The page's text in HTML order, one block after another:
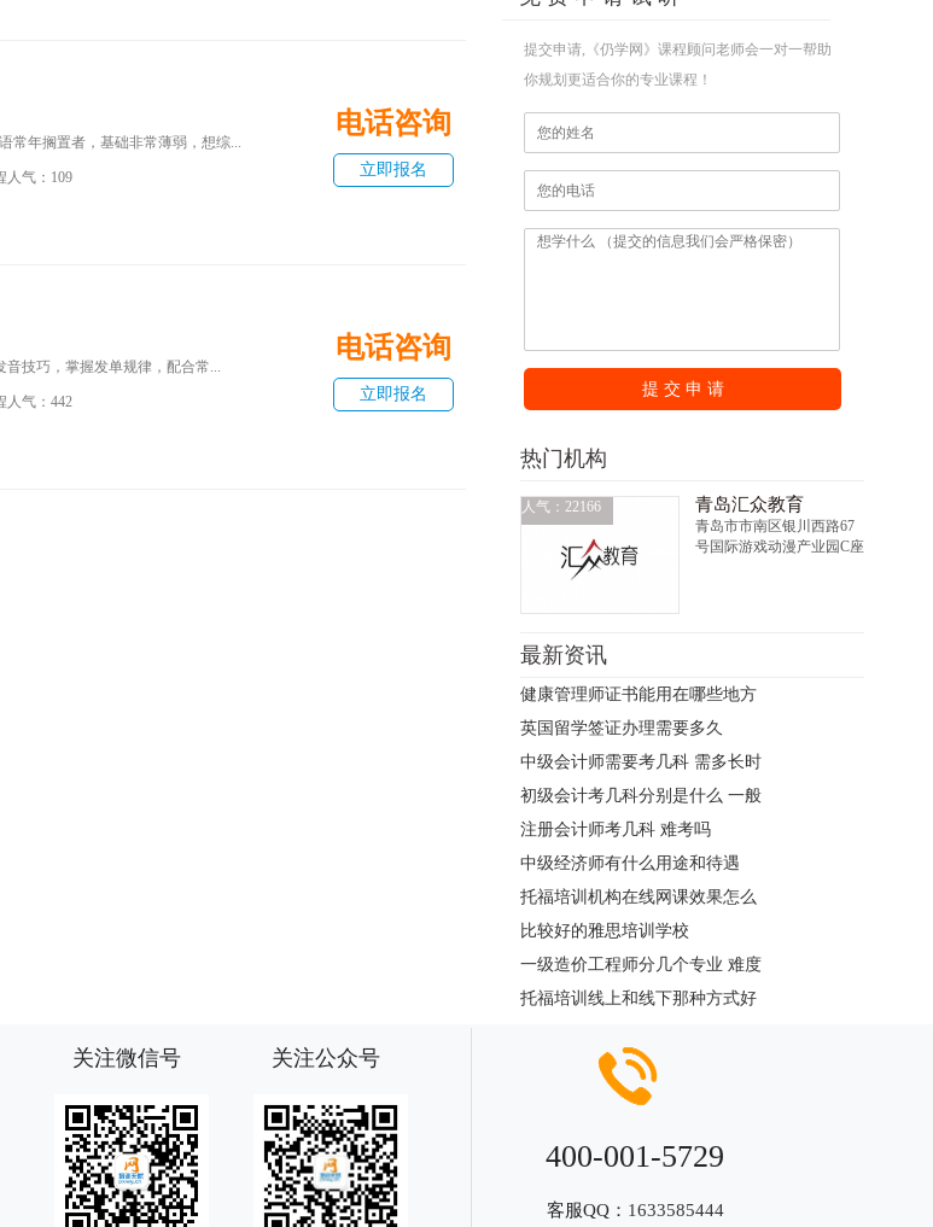
常年搁置者，基础非常薄弱，想综...
人气：109
电话咨询
立即报名
技巧，掌握发单规律，配合常...
人气：442
电话咨询
立即报名
提交申请,《仍学网》课程顾问老师会一对一帮助
你规划更适合你的专业课程！
提 交 申 请
热门机构
人气：22166 青岛汇众教育
青岛市市南区银川西路67
号国际游戏动漫产业园C座
最新资讯
健康管理师证书能用在哪些地方
英国留学签证办理需要多久
中级会计师需要考几科 需多长时
初级会计考几科分别是什么 一般
注册会计师考几科 难考吗
中级经济师有什么用途和待遇
托福培训机构在线网课效果怎么
比较好的雅思培训学校
一级造价工程师分几个专业 难度
托福培训线上和线下那种方式好
关注微信号 关注公众号
400-001-5729
客服QQ： 1633585444